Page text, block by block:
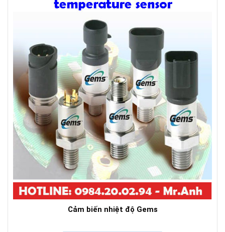
Cảm biến nhiệt độ Gems